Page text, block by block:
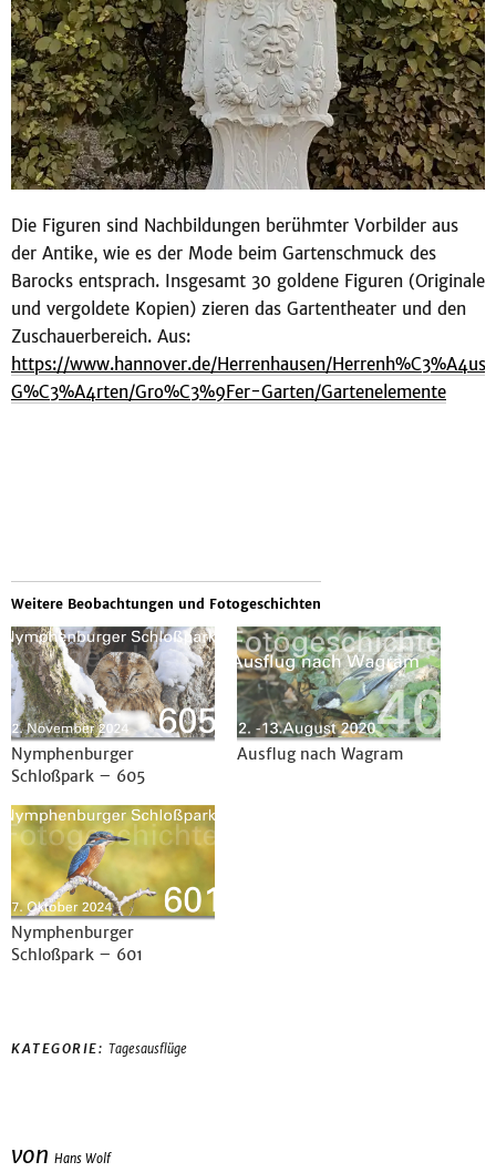
Die Figuren sind Nachbildungen berühmter Vorbilder aus
der Antike, wie es der Mode beim Gartenschmuck des
Barocks entsprach. Insgesamt 30 goldene Figuren (Originale
und vergoldete Kopien) zieren das Gartentheater und den
Zuschauerbereich. Aus:
https://www.hannover.de/Herrenhausen/
G%C3%A4rten/Gro%C3%9Fer-Garten/Gartenelemente
Weitere Beobachtungen und Fotogeschichten
Nymphenburger
Schloßpark – 605
Ausflug nach Wagram
Nymphenburger
Schloßpark – 601
KATEGORIE: Tagesausflüge
von Hans Wolf